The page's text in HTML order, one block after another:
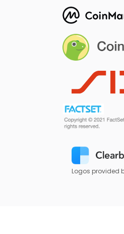
Logos provided